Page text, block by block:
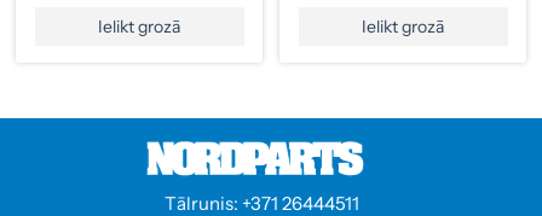
Ielikt grozā Ielikt grozā
Tālrunis: +371 26444511